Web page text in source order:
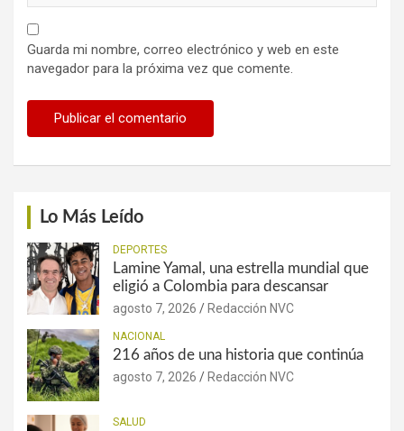
Guarda mi nombre, correo electrónico y web en este
navegador para la próxima vez que comente.
Lo Más Leído
DEPORTES
Lamine Yamal, una estrella mundial que
eligió a Colombia para descansar
agosto 7, 2026 Redacción NVC
NACIONAL
216 años de una historia que continúa
agosto 7, 2026 Redacción NVC
SALUD